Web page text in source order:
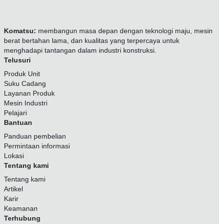
Komatsu: membangun masa depan dengan teknologi maju, mesin
berat bertahan lama, dan kualitas yang terpercaya untuk
menghadapi tantangan dalam industri konstruksi.
Telusuri
Produk Unit
Suku Cadang
Layanan Produk
Mesin Industri
Pelajari
Bantuan
Panduan pembelian
Permintaan informasi
Lokasi
Tentang kami
Tentang kami
Artikel
Karir
Keamanan
Terhubung